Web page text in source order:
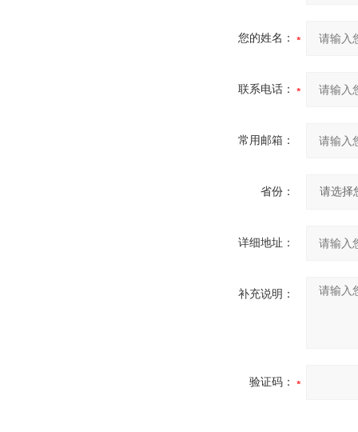
您的姓名：
联系电话：
常用邮箱：
省份：
详细地址：
补充说明：
验证码：